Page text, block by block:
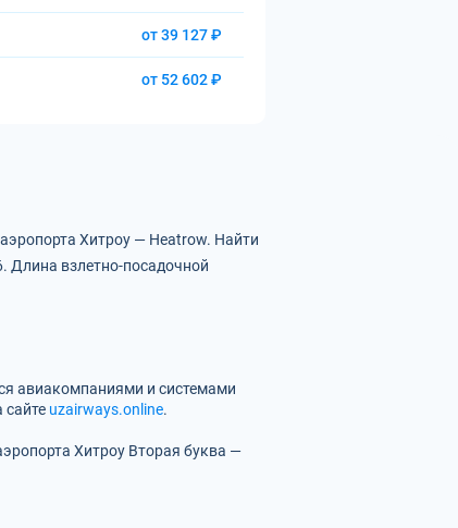
от 39 127 ₽
от 52 602 ₽
Хитроу — Heatrow. Найти
Длина взлетно-посадочной
авиакомпаниями и системами
uzairways.online.
Хитроу Вторая буква —